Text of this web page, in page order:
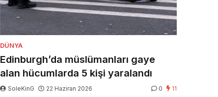
DÜNYA
Edinburgh’da müslümanları gaye
alan hücumlarda 5 kişi yaralandı
SoleKinG 22 Haziran 2026 0 11